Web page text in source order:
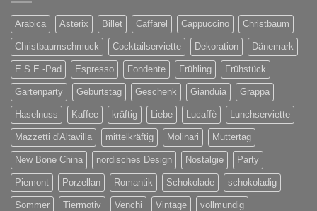
Arabica Asterix Billet Caffarel Cappuccino Christbaum
Christbaumschmuck Cocktailserviette Dekoration Dänemark
E.S.E.-Pad Espresso Fondente Frühling Frühstück
Gartenparty Geburtstag Geschenk Gianduia Grappa
Haselnuss Kaffee kräftig Liebe Lucaffè Lunchserviette
Mazzetti d'Altavilla mittelkräftig Molinari Muttertag
New Bone China nordisches Design Nostalgie Party
Piemont Porzellan Romantik Schokolade schokoladig
Sommer Tiermotiv Venchi Vintage vollmundig